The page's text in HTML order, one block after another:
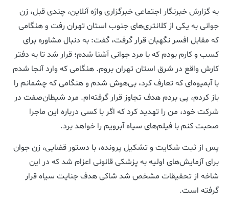
به گزارش خبرنگار اجتماعی خبرگزاری واژه آنلاین، چندی قبل، زن
جوانی به یکی از کلانتری‌های جنوب استان تهران رفت و هنگامی
که مقابل افسر نگهبان قرار گرفت، گفت: به دنبال مشاوره برای
کسب و کارم بودم که با مرد جوانی آشنا شدم؛ قرار شد تا به دفتر
کارش واقع در شرق استان تهران بروم. هنگامی که وارد آنجا شدم
با آبمیوه‌‌ای که تعارف کرد، بی‌هوش شدم و هنگامی که چشمانم را
باز کردم، پی بردم هدف تجاوز قرار گرفته‌ام. مرد شیطان‌صفت در
شرکت خود، من را تهدید کرد که اگر با کسی درباره این ماجرا
صحبت کنم با فیلم‌های سیاه آبرویم را خواهد برد.
پس از ثبت شکایت و تشکیل پرونده، با دستور قضایی، زن جوان
برای آزمایش‌های اولیه به پزشکی قانونی اعزام شد که در این
شاخه از تحقیقات مشخص شد شاکی هدف جنایت سیاه قرار
گرفته است.